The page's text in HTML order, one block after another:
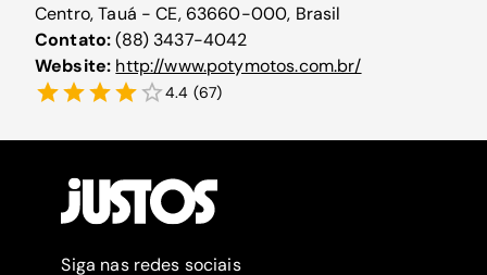
Centro, Tauá - CE, 63660-000, Brasil
Contato:(88) 3437-4042
Website: http://www.potymotos.com.br/
4.4 (67)
Siga nas redes sociais